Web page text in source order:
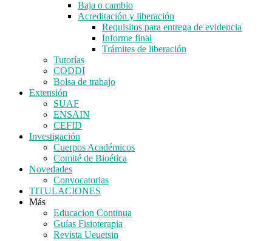
Baja o cambio
Acreditación y liberación
Requisitos para entrega de evidencia
Informe final
Trámites de liberación
Tutorías
CODDI
Bolsa de trabajo
Extensión
SUAF
ENSAIN
CEFID
Investigación
Cuerpos Académicos
Comité de Bioética
Novedades
Convocatorias
TITULACIONES
Más
Educacion Continua
Guías Fisioterapia
Revista Ueuetsin